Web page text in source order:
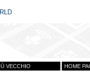
VECCHIO HOME